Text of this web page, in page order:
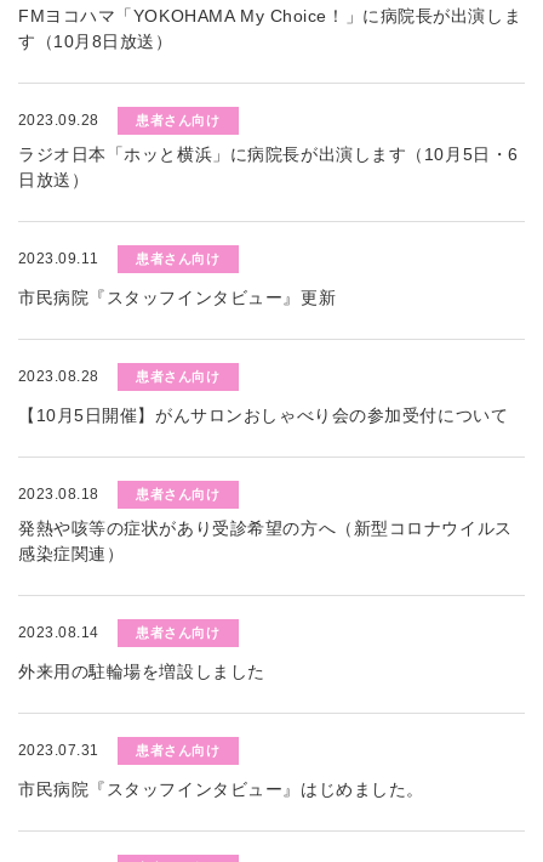
FMヨコハマ「YOKOHAMA My Choice！」に病院長が出演しま
す（10月8日放送）
2023.09.28 患者さん向け
ラジオ日本「ホッと横浜」に病院長が出演します（10月5日・6
日放送）
2023.09.11 患者さん向け
市民病院『スタッフインタビュー』更新
2023.08.28 患者さん向け
【10月5日開催】がんサロンおしゃべり会の参加受付について
2023.08.18 患者さん向け
発熱や咳等の症状があり受診希望の方へ（新型コロナウイルス
感染症関連）
2023.08.14 患者さん向け
外来用の駐輪場を増設しました
2023.07.31 患者さん向け
市民病院『スタッフインタビュー』はじめました。